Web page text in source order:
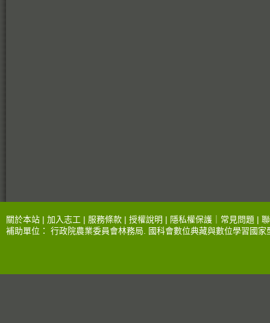
關於本站 | 加入志工 | 服務條款 | 授權說明 | 隱私權保護 常見問題 |
補助單位： 行政院農業委員會林務局 國科會數位典藏與數位學習國家